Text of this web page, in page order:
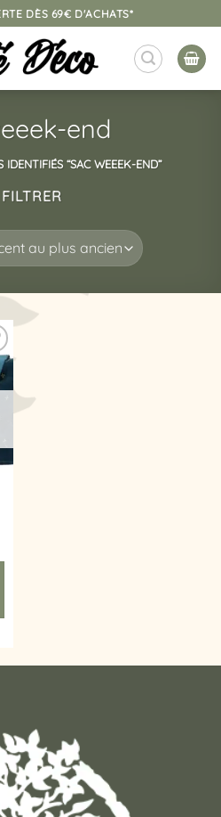
DÈS 69€ D'ACHATS*
end
IDENTIFIÉS “SAC WEEEK-END”
FILTRER